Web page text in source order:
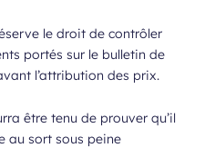
le droit de contrôler
portés sur le bulletin de
l’attribution des prix.
être tenu de prouver qu’il
au sort sous peine